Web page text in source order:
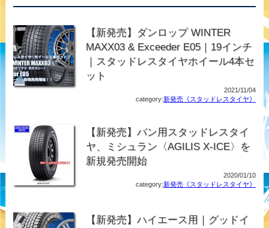
【新発売】ダンロップ WINTER
MAXX03 & Exceeder E05｜19インチ
｜スタッドレスタイヤホイール4本セ
ット
2021/11/04
category:新発売《スタッドレスタイヤ》
【新発売】バン用スタッドレスタイ
ヤ、ミシュラン〈AGILIS X-ICE〉を
新規発売開始
2020/01/10
category:新発売《スタッドレスタイヤ》
【新発売】ハイエース用｜グッドイ